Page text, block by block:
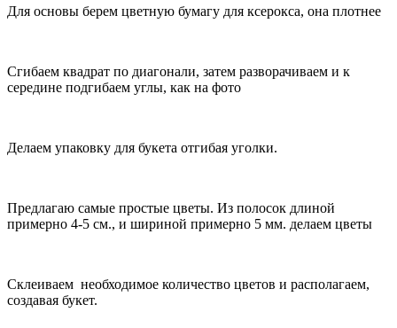
Для основы берем цветную бумагу для ксерокса, она плотнее
Сгибаем квадрат по диагонали, затем разворачиваем и к
середине подгибаем углы, как на фото
Делаем упаковку для букета отгибая уголки.
Предлагаю самые простые цветы. Из полосок длиной
примерно 4-5 см., и шириной примерно 5 мм. делаем цветы
Склеиваем необходимое количество цветов и располагаем,
создавая букет.